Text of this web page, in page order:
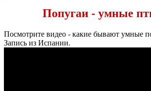
Попугаи - умные
Посмотрите видео - какие бывают умные
Запись из Испании.